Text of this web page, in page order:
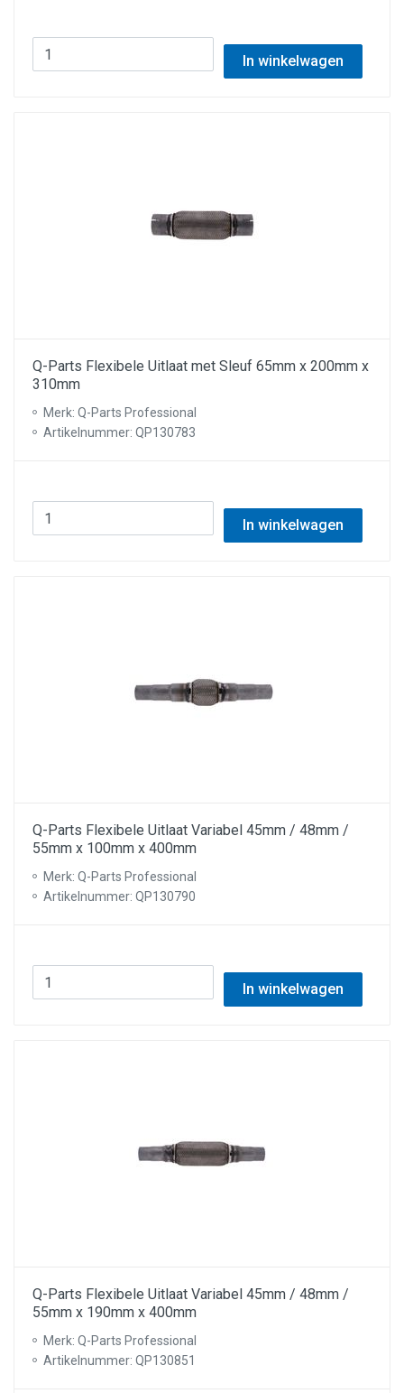
In winkelwagen
Q-Parts Flexibele Uitlaat met Sleuf 65mm x 200mm x
310mm
Merk: Q-Parts Professional
Artikelnummer: QP130783
In winkelwagen
Q-Parts Flexibele Uitlaat Variabel 45mm / 48mm /
55mm x 100mm x 400mm
Merk: Q-Parts Professional
Artikelnummer: QP130790
In winkelwagen
Q-Parts Flexibele Uitlaat Variabel 45mm / 48mm /
55mm x 190mm x 400mm
Merk: Q-Parts Professional
Artikelnummer: QP130851